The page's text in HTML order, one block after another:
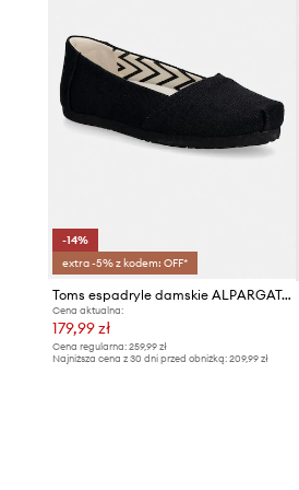
-14%
extra -5% z kodem: OFF*
Toms espadryle damskie ALPARGATA BALLET
Cena aktualna:
179,99 zł
Cena regularna: 259,99 zł
Najniższa cena z 30 dni przed obniżką: 209,99 zł